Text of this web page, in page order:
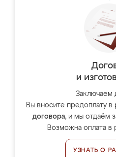
и
Заключаем
Вы вносите предоплату в
договора, и мы отдаём
Возможна оплата в
УЗНАТЬ О